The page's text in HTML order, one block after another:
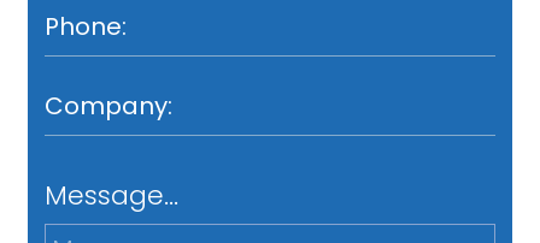
Message...